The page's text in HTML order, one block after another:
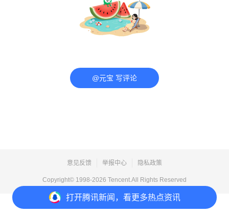
打开腾讯新闻，看更多热点资讯
@元宝 写评论
意见反馈 举报中心 隐私政策
Copyright© 1998-2026 Tencent.All Rights Reserved